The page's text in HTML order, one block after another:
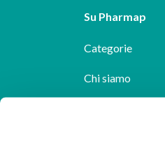
Su Pharmap
Categorie
Chi siamo